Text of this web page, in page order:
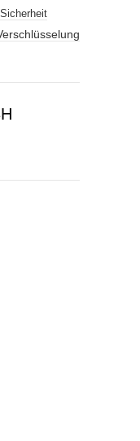
Sicherheit